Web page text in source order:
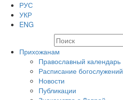
РУС
УКР
ENG
Прихожанам
Православный календарь
Расписание богослужений
Новости
Публикации